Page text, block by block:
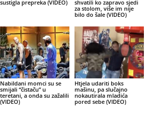
sustigla prepreka (VIDEO)
shvatili ko zapravo sjedi
za stolom, više im nije
bilo do šale (VIDEO)
Nabildani momci su se
smijali “čistaču” u
teretani, a onda su zažalili
(VIDEO)
Htjela udariti boks
mašinu, pa slučajno
nokautirala mladića
pored sebe (VIDEO)